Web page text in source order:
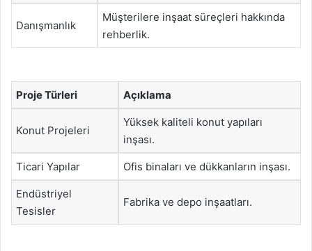
Danışmanlık
Müşterilere inşaat süreçleri hakkında
rehberlik.
Proje Türleri Açıklama
Konut Projeleri
Yüksek kaliteli konut yapıları
inşası.
Ticari Yapılar Ofis binaları ve dükkanların inşası.
Endüstriyel
Tesisler
Fabrika ve depo inşaatları.